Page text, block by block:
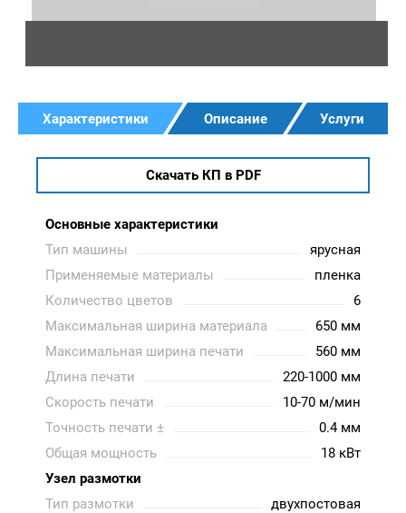
Характеристики Описание Услуги
Скачать КП в PDF
Основные характеристики
Тип машины
ярусная
Применяемые материалы
пленка
Количество цветов
6
Максимальная ширина материала
650 мм
Максимальная ширина печати
560 мм
Длина печати
220-1000 мм
Скорость печати
10-70 м/мин
Точность печати ±
0.4 мм
Общая мощность
18 кВт
Узел размотки
Тип размотки
двухпостовая